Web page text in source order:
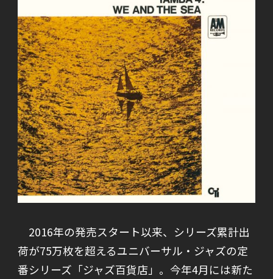
2016年の発売スタート以来、シリーズ累計出
荷が75万枚を超えるユニバーサル・ジャズの定
番シリーズ「ジャズ百貨店」。今年4月には新た